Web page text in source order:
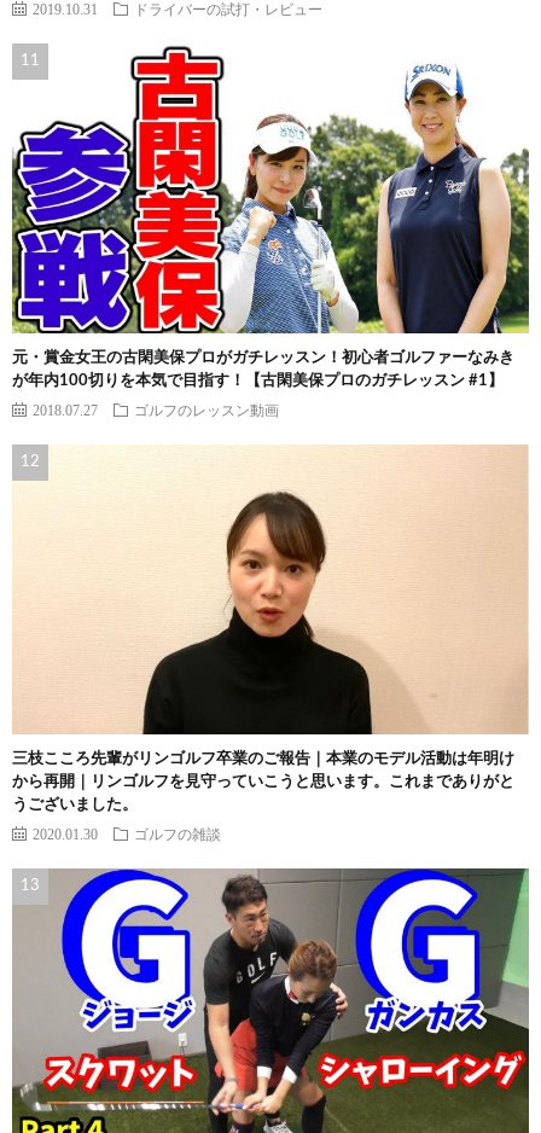
2019.10.31 ドライバーの試打・レビュー
元・賞金女王の古閑美保プロがガチレッスン！初心者ゴルファーなみき
が年内100切りを本気で目指す！【古閑美保プロのガチレッスン #1】
2018.07.27 ゴルフのレッスン動画
三枝こころ先輩がリンゴルフ卒業のご報告｜本業のモデル活動は年明け
から再開｜リンゴルフを見守っていこうと思います。これまでありがと
うございました。
2020.01.30 ゴルフの雑談